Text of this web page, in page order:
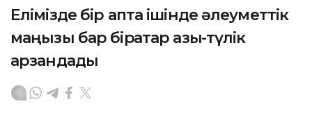
Елімізде бір апта ішінде әлеуметтік
маңызы бар бірқатар азық-түлік
арзандады